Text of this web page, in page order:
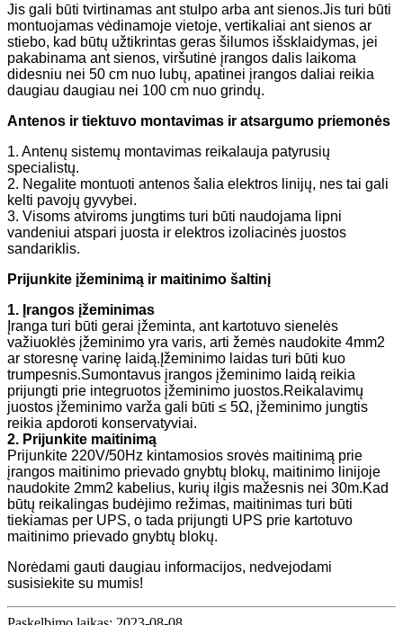
Jis gali būti tvirtinamas ant stulpo arba ant sienos.Jis turi būti
montuojamas vėdinamoje vietoje, vertikaliai ant sienos ar
stiebo, kad būtų užtikrintas geras šilumos išsklaidymas, jei
pakabinama ant sienos, viršutinė įrangos dalis laikoma
didesniu nei 50 cm nuo lubų, apatinei įrangos daliai reikia
daugiau daugiau nei 100 cm nuo grindų.
Antenos ir tiektuvo montavimas ir atsargumo priemonės
1. Antenų sistemų montavimas reikalauja patyrusių
specialistų.
2. Negalite montuoti antenos šalia elektros linijų, nes tai gali
kelti pavojų gyvybei.
3. Visoms atviroms jungtims turi būti naudojama lipni
vandeniui atspari juosta ir elektros izoliacinės juostos
sandariklis.
Prijunkite įžeminimą ir maitinimo šaltinį
1. Įrangos įžeminimas
Įranga turi būti gerai įžeminta, ant kartotuvo sienelės
važiuoklės įžeminimo yra varis, arti žemės naudokite 4mm2
ar storesnę varinę laidą.Įžeminimo laidas turi būti kuo
trumpesnis.Sumontavus įrangos įžeminimo laidą reikia
prijungti prie integruotos įžeminimo juostos.Reikalavimų
juostos įžeminimo varža gali būti ≤ 5Ω, įžeminimo jungtis
reikia apdoroti konservatyviai.
2. Prijunkite maitinimą
Prijunkite 220V/50Hz kintamosios srovės maitinimą prie
įrangos maitinimo prievado gnybtų blokų, maitinimo linijoje
naudokite 2mm2 kabelius, kurių ilgis mažesnis nei 30m.Kad
būtų reikalingas budėjimo režimas, maitinimas turi būti
tiekiamas per UPS, o tada prijungti UPS prie kartotuvo
maitinimo prievado gnybtų blokų.
Norėdami gauti daugiau informacijos, nedvejodami
susisiekite su mumis!